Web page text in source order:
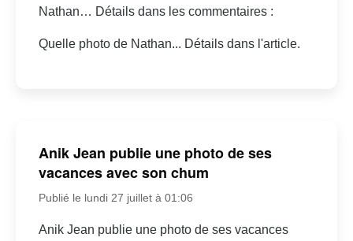
Nathan… Détails dans les commentaires :
Quelle photo de Nathan... Détails dans l'article.
Anik Jean publie une photo de ses
vacances avec son chum
Publié le lundi 27 juillet à 01:06
Anik Jean publie une photo de ses vacances